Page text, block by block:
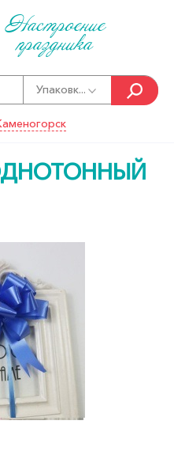
Настроение
праздника
Упаковк...